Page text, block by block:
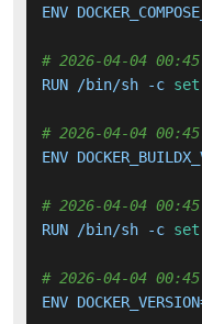
ENV
# 2026-04-04
RUN /bin/sh -c set
# 2026-04-04
ENV
# 2026-04-04
RUN /bin/sh -c set
# 2026-04-04
ENV